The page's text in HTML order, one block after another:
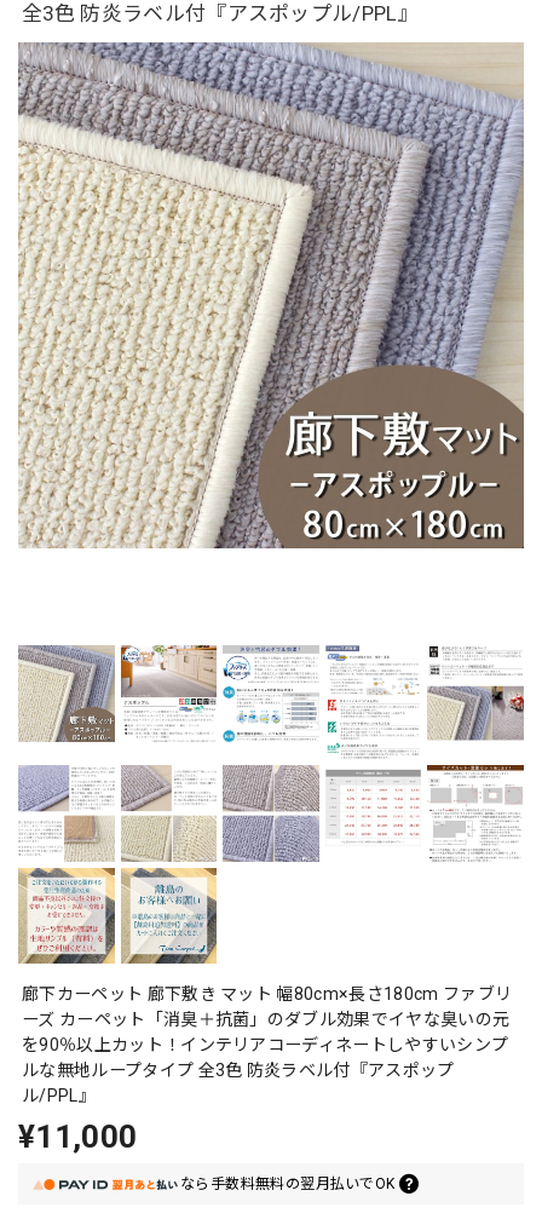
全3色 防炎ラベル付『アスポップル/PPL』
廊下カーペット 廊下敷き マット 幅80cm×長さ180cm ファブリ
ーズ カーペット「消臭＋抗菌」のダブル効果でイヤな臭いの元
を90％以上カット！インテリアコーディネートしやすいシンプ
ルな無地ループタイプ 全3色 防炎ラベル付『アスポップ
ル/PPL』
¥11,000
なら 手数料無料の翌月払いでOK